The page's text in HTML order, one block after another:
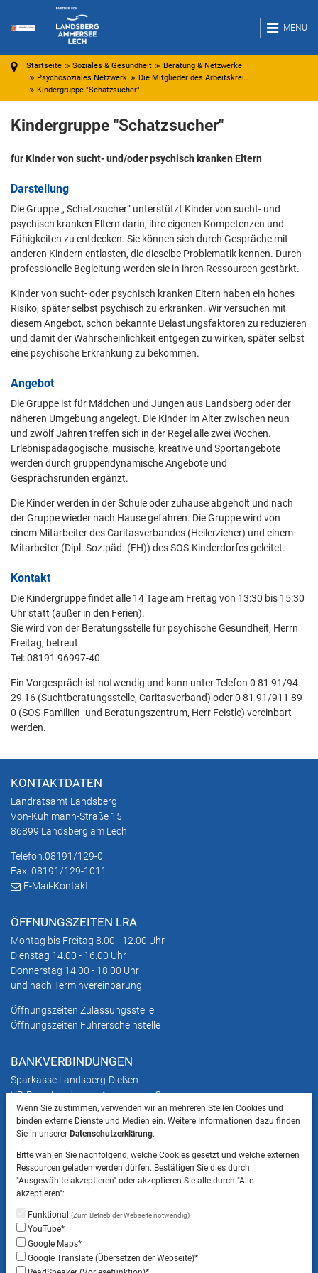
MENÜ
Startseite Soziales & Gesundheit
Beratung & Netzwerke
Psychosoziales Netzwerk
Die Mitglieder des Arbeitskrei…
Kindergruppe "Schatzsucher"
Kindergruppe "Schatzsucher"
für Kinder von sucht- und/oder psychisch kranken Eltern
Darstellung
Die Gruppe „ Schatzsucher“ unterstützt Kinder von sucht- und
psychisch kranken Eltern darin, ihre eigenen Kompetenzen und
Fähigkeiten zu entdecken. Sie können sich durch Gespräche mit
anderen Kindern entlasten, die dieselbe Problematik kennen. Durch
professionelle Begleitung werden sie in ihren Ressourcen gestärkt.
Kinder von sucht- oder psychisch kranken Eltern haben ein hohes
Risiko, später selbst psychisch zu erkranken. Wir versuchen mit
diesem Angebot, schon bekannte Belastungsfaktoren zu reduzieren
und damit der Wahrscheinlichkeit entgegen zu wirken, später selbst
eine psychische Erkrankung zu bekommen.
Angebot
Die Gruppe ist für Mädchen und Jungen aus Landsberg oder der
näheren Umgebung angelegt. Die Kinder im Alter zwischen neun
und zwölf Jahren treffen sich in der Regel alle zwei Wochen.
Erlebnispädagogische, musische, kreative und Sportangebote
werden durch gruppendynamische Angebote und
Gesprächsrunden ergänzt.
Die Kinder werden in der Schule oder zuhause abgeholt und nach
der Gruppe wieder nach Hause gefahren. Die Gruppe wird von
einem Mitarbeiter des Caritasverbandes (Heilerzieher) und einem
Mitarbeiter (Dipl. Soz.päd. (FH)) des SOS-Kinderdorfes geleitet.
Kontakt
Die Kindergruppe findet alle 14 Tage am Freitag von 13:30 bis 15:30
Uhr statt (außer in den Ferien).
Sie wird von der Beratungsstelle für psychische Gesundheit, Herrn
Freitag, betreut.
Tel: 08191 96997-40
Ein Vorgespräch ist notwendig und kann unter Telefon 0 81 91/94
29 16 (Suchtberatungsstelle, Caritasverband) oder 0 81 91/911 89-
0 (SOS-Familien- und Beratungszentrum, Herr Feistle) vereinbart
werden.
KONTAKTDATEN
Landratsamt Landsberg
Von-Kühlmann-Straße 15
86899 Landsberg am Lech
Telefon:08191/129-0
Fax: 08191/129-1011
E-Mail-Kontakt
ÖFFNUNGSZEITEN LRA
Montag bis Freitag 8.00 - 12.00 Uhr
Dienstag 14.00 - 16.00 Uhr
Donnerstag 14.00 - 18.00 Uhr
und nach Terminvereinbarung
Öffnungszeiten Zulassungsstelle
Öffnungszeiten Führerscheinstelle
BANKVERBINDUNGEN
Sparkasse Landsberg-Dießen
VR-Bank Landsberg-Ammersee eG
ANFAHRT & ANSCHRIFTEN
Stadtplan mit Parkmöglichkeiten
Anschriften
HINWEIS
Bitte beachten Sie, dass das Mitbringen von Tieren
Wenn Sie zustimmen, verwenden wir an mehreren Stellen Cookies und
binden externe Dienste und Medien ein. Weitere Informationen dazu finden
Sie in unsererDatenschutzerklärung.
Bitte wählen Sie nachfolgend, welche Cookies gesetzt und welche externen
Ressourcen geladen werden dürfen. Bestätigen Sie dies durch
"Ausgewählte akzeptieren" oder akzeptieren Sie alle durch "Alle
akzeptieren":
Funktional(Zum Betrieb der Webseite notwendig)
YouTube*
Google Maps*
Google Translate (Übersetzen der Webseite)*